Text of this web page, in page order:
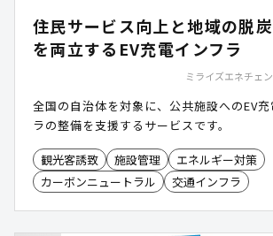
住民サービス向上と地域の脱
を両立するEV充電インフラ
ミライズエネチェ
全国の自治体を対象に、公共施設へのEV充
ラの整備を支援するサービスです。
観光客誘致 施設管理
エネルギー対策
カーボンニュートラル
交通インフラ